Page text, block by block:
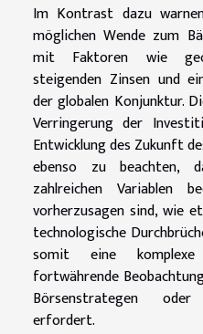
Im Kontrast dazu
möglichen Wende zum
mit Faktoren wie
steigenden Zinsen und
der globalen Konjunktur.
Verringerung der
Entwicklung des Zukunft
ebenso zu beachten,
zahlreichen Variablen
vorherzusagen sind, wie
technologische
somit eine
fortwährende
Börsenstrategen oder
erfordert.